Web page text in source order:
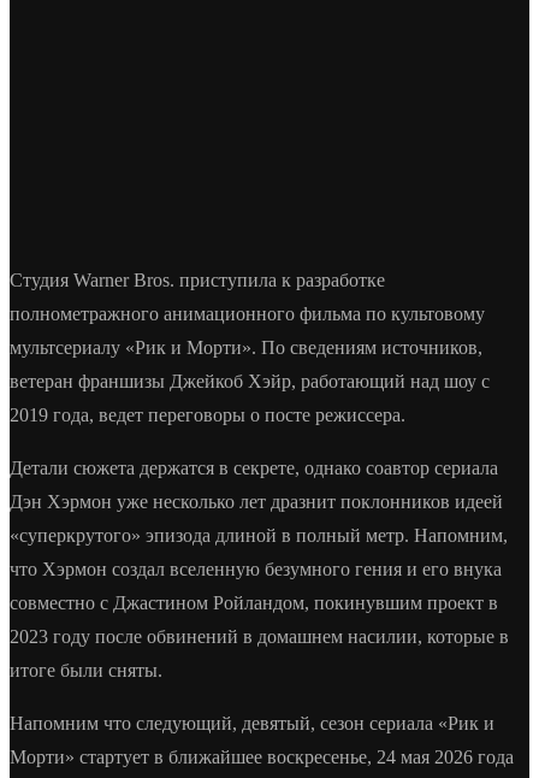
Студия Warner Bros. приступила к разработке
полнометражного анимационного фильма по культовому
мультсериалу «Рик и Морти». По сведениям источников,
ветеран франшизы Джейкоб Хэйр, работающий над шоу с
2019 года, ведет переговоры о посте режиссера.
Детали сюжета держатся в секрете, однако соавтор сериала
Дэн Хэрмон уже несколько лет дразнит поклонников идеей
«суперкрутого» эпизода длиной в полный метр. Напомним,
что Хэрмон создал вселенную безумного гения и его внука
совместно с Джастином Ройландом, покинувшим проект в
2023 году после обвинений в домашнем насилии, которые в
итоге были сняты.
Напомним что следующий, девятый, сезон сериала «Рик и
Морти» стартует в ближайшее воскресенье, 24 мая 2026 года